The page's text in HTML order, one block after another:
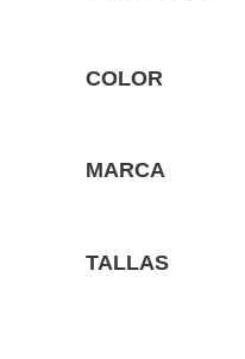
COLOR
MARCA
TALLAS